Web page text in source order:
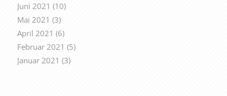
Juni 2021 (10)
Mai 2021 (3)
April 2021 (6)
Februar 2021 (5)
Januar 2021 (3)